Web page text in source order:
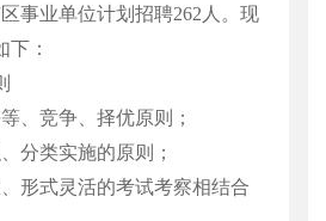
事业单位计划招聘262 人。现
下：
等、竞争、择优原则；
分类实施的原则；
、形式灵活的考试考察相结合